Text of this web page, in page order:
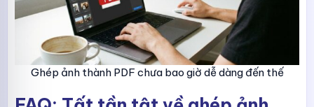
Ghép ảnh thành PDF chưa bao giờ dễ dàng đến thế